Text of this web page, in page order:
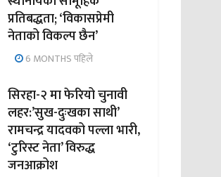
प्रतिबद्धता; ‘विकासप्रेमी
नेताको विकल्प छैन’
6 MONTHS पहिले
सिरहा-२ मा फेरियो चुनावी
लहर:’सुख-दुःखका साथी’
रामचन्द्र यादवको पल्ला भारी,
‘टुरिस्ट नेता’ विरुद्ध
जनआक्रोश